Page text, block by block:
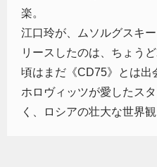
楽。
江口玲が、ムソルグスキ
リースしたのは、ちょう
頃はまだ《CD75》とは出
ホロヴィッツが愛したス
く、ロシアの壮大な世界